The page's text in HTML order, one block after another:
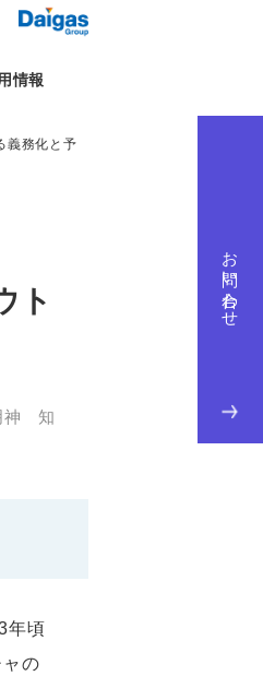
情報
お問い合わせ
義務化と予
ト
神 知
年頃
の